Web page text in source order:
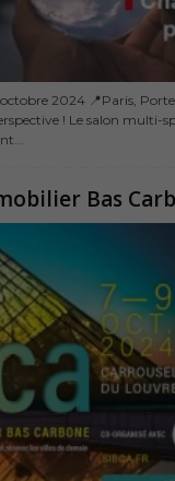
2024 📍Paris,
! Le salon multi-
Bas